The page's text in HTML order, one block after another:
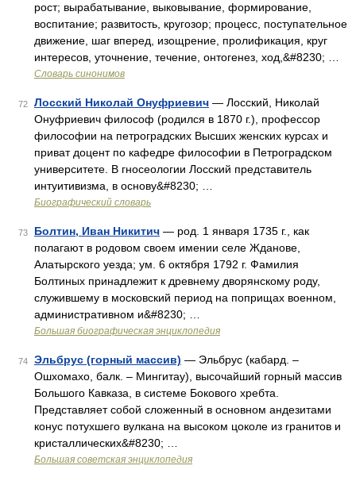
рост; вырабатывание, выковывание, формирование,
воспитание; развитость, кругозор; процесс, поступательное
движение, шаг вперед, изощрение, пролификация, круг
интересов, уточнение, течение, онтогенез, ход,&#8230; …
Словарь синонимов
72 Лосский Николай Онуфриевич — Лосский, Николай
Онуфриевич философ (родился в 1870 г.), профессор
философии на петроградских Высших женских курсах и
приват доцент по кафедре философии в Петроградском
университете. В гносеологии Лосский представитель
интуитивизма, в основу&#8230; …
Биографический словарь
73 Болтин, Иван Никитич — род. 1 января 1735 г., как
полагают в родовом своем имении селе Жданове,
Алатырского уезда; ум. 6 октября 1792 г. Фамилия
Болтиных принадлежит к древнему дворянскому роду,
служившему в московский период на поприщах военном,
административном и&#8230; …
Большая биографическая энциклопедия
74 Эльбрус (горный массив) — Эльбрус (кабард. ‒
Ошхомахо, балк. ‒ Мингитау), высочайший горный массив
Большого Кавказа, в системе Бокового хребта.
Представляет собой сложенный в основном андезитами
конус потухшего вулкана на высоком цоколе из гранитов и
кристаллических&#8230; …
Большая советская энциклопедия